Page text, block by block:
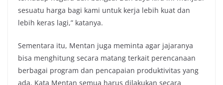
sesuatu harga bagi kami untuk kerja lebih kuat dan
lebih keras lagi,” katanya.
Sementara itu, Mentan juga meminta agar jajaranya
bisa menghitung secara matang terkait perencanaan
berbagai program dan pencapaian produktivitas yang
ada. Kata Mentan semua harus dilakukan secara